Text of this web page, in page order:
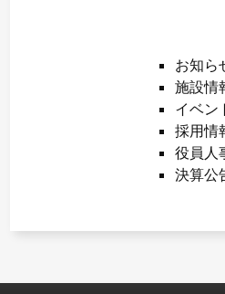
お知ら
施設情
イベン
採用情
役員人
決算公